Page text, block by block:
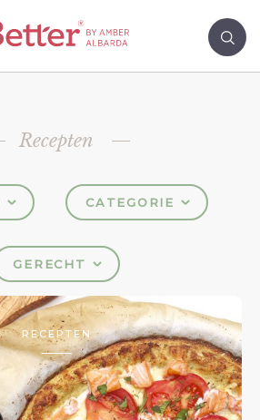
Recepten
CATEGORIE
GERECHT
RECEPTEN